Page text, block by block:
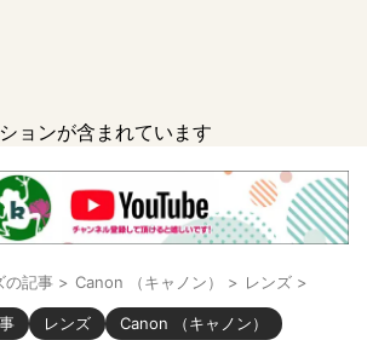
ョンが含まれています
の記事 > Canon （キャノン） > レンズ >
レンズ Canon （キャノン）